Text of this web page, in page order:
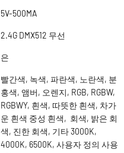
5V-500MA
2.4G DMX512 무선
은
빨간색, 녹색, 파란색, 노란색, 분
홍색, 앰버, 오렌지, RGB, RGBW,
RGBWY, 흰색, 따뜻한 흰색, 차가
운 흰색 중성 흰색, 회색, 밝은 회
색, 진한 회색, 기타 3000K,
4000K, 6500K, 사용자 정의 사용